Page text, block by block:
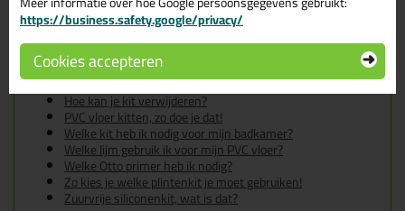
310ml
In de volgende blogs wordt dit product gebruikt:
De badkamer kitten? Lees hier hoe!
Gietvloer kitten, zo doe je dat!
Hoe kan je een (kunststof) binnenkozijn afkitten?
Hoe kan je kit verwijderen?
PVC vloer kitten, zo doe je dat!
Welke kit heb ik nodig voor mijn badkamer?
Welke lijm gebruik ik voor mijn PVC vloer?
Welke Otto primer heb ik nodig?
Zo kies je welke plintenkit je moet gebruiken!
Zuurvrije siliconenkit, wat is dat?
https://business.safety.google/privacy/
Cookies accepteren